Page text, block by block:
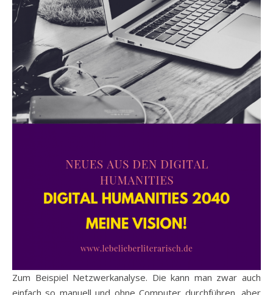
Zum Beispiel Netzwerkanalyse. Die kann man zwar auch
einfach so manuell und ohne Computer durchführen, aber